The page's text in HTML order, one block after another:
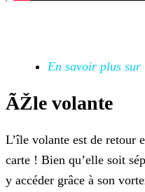
En savoir plus sur
ÃŽle volante
L’île volante est de retour
carte ! Bien qu’elle soit
y accéder grâce à son